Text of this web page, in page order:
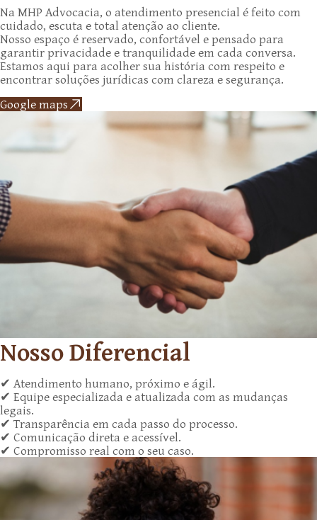
Na MHP Advocacia, o atendimento presencial é feito com
cuidado, escuta e total atenção ao cliente.
Nosso espaço é reservado, confortável e pensado para
garantir privacidade e tranquilidade em cada conversa.
Estamos aqui para acolher sua história com respeito e
encontrar soluções jurídicas com clareza e segurança.
Google maps
Nosso Diferencial
✔ Atendimento humano, próximo e ágil.
✔ Equipe especializada e atualizada com as mudanças
legais.
✔ Transparência em cada passo do processo.
✔ Comunicação direta e acessível.
✔ Compromisso real com o seu caso.